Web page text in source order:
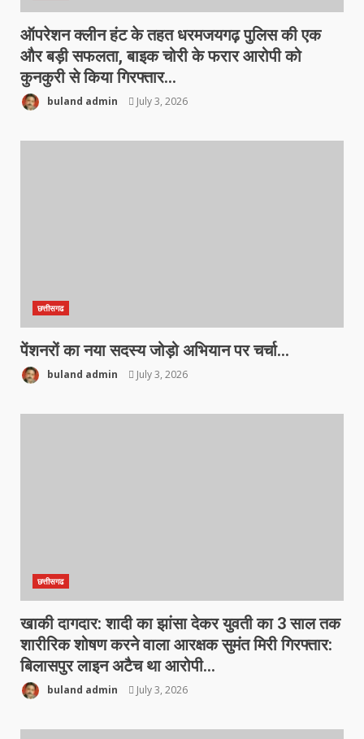
ऑपरेशन क्लीन हंट के तहत धरमजयगढ़ पुलिस की एक
और बड़ी सफलता, बाइक चोरी के फरार आरोपी को
कुनकुरी से किया गिरफ्तार…
buland admin July 3, 2026
छत्तीसगढ
पेंशनरों का नया सदस्य जोड़ो अभियान पर चर्चा…
buland admin July 3, 2026
छत्तीसगढ
खाकी दागदार: शादी का झांसा देकर युवती का 3 साल तक
शारीरिक शोषण करने वाला आरक्षक सुमंत मिरी गिरफ्तार:
बिलासपुर लाइन अटैच था आरोपी…
buland admin July 3, 2026